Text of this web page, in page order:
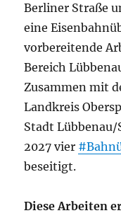
Berliner Straße
eine
vorbereitende
Bereich
Zusammen mit
Landkreis
Stadt Lübbenau/
2027 vier
beseitigt.
Diese Arbeiten